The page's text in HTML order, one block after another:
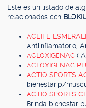
Este es un listado de
relacionados con
ACEITE
Antiinflamatorio,
ACLOXIGENAC (
ACLOXIGENAC
ACTIO SPORTS
bienestar p/
ACTIO SPORTS
Brinda bienestar